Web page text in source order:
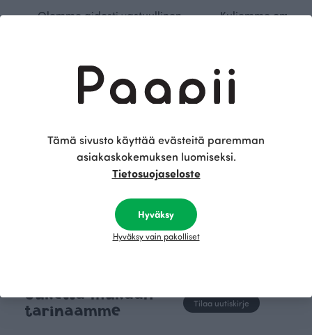
Olemme aidosti vastuullinen,
Ökotex-sertifioidun
kangaskumppanimme
luomupuuvillaa ja valmistamme
kertoo Avainlippu-tunnus.
Kuljemme omaa,
suunnittelu on
kauden
omanlaista,
Sukella mukaan
tarinaamme
Tilaa uutiskirje
Tämä sivusto käyttää evästeitä paremman
asiakaskokemuksen luomiseksi.
Tietosuojaseloste
Hyväksy
Hyväksy vain pakolliset